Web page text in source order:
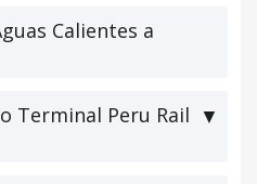
Calientes a
Terminal Peru Rail ▼